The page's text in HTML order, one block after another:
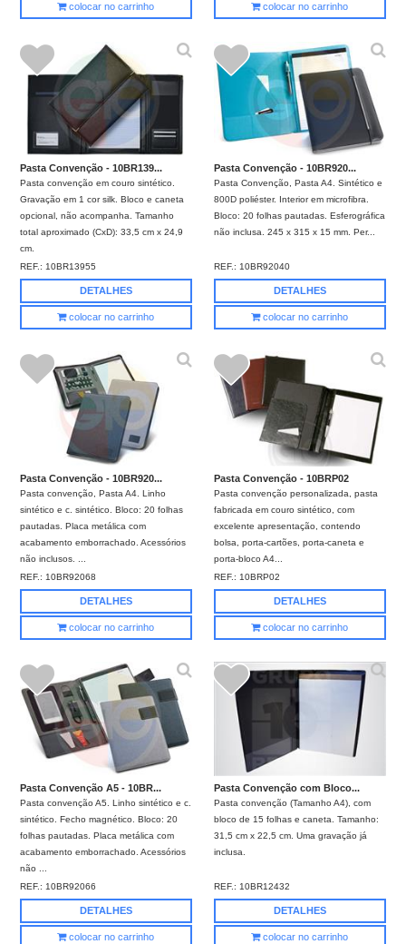
colocar no carrinho colocar no carrinho
Pasta Convenção - 10BR139...
Pasta convenção em couro sintético.
Gravação em 1 cor silk. Bloco e caneta
opcional, não acompanha. Tamanho
total aproximado (CxD): 33,5 cm x 24,9
cm.
REF.: 10BR13955
DETALHES
colocar no carrinho
Pasta Convenção - 10BR920...
Pasta Convenção, Pasta A4. Sintético e
800D poliéster. Interior em microfibra.
Bloco: 20 folhas pautadas. Esferográfica
não inclusa. 245 x 315 x 15 mm. Per...
REF.: 10BR92040
DETALHES
colocar no carrinho
Pasta Convenção - 10BR920...
Pasta convenção, Pasta A4. Linho
sintético e c. sintético. Bloco: 20 folhas
pautadas. Placa metálica com
acabamento emborrachado. Acessórios
não inclusos. ...
REF.: 10BR92068
DETALHES
colocar no carrinho
Pasta Convenção - 10BRP02
Pasta convenção personalizada, pasta
fabricada em couro sintético, com
excelente apresentação, contendo
bolsa, porta-cartões, porta-caneta e
porta-bloco A4...
REF.: 10BRP02
DETALHES
colocar no carrinho
Pasta Convenção A5 - 10BR...
Pasta convenção A5. Linho sintético e c.
sintético. Fecho magnético. Bloco: 20
folhas pautadas. Placa metálica com
acabamento emborrachado. Acessórios
não ...
REF.:10BR92066
DETALHES
colocar no carrinho
Pasta Convenção com Bloco...
Pasta convenção (Tamanho A4), com
bloco de 15 folhas e caneta. Tamanho:
31,5 cm x 22,5 cm. Uma gravação já
inclusa.
REF.:10BR12432
DETALHES
colocar no carrinho